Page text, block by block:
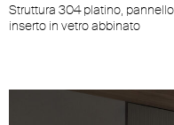
Struttura 304 platino,
inserto in vetro abbinato